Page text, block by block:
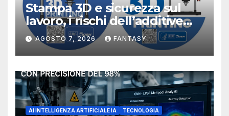
Stampa 3D e sicurezza sul
lavoro, i rischi dell’additive
manufacturing secondo
NIOSH
AGOSTO 7, 2026 FANTASY
AI INTELLIGENZA ARTIFICIALE IA TECNOLOGIA